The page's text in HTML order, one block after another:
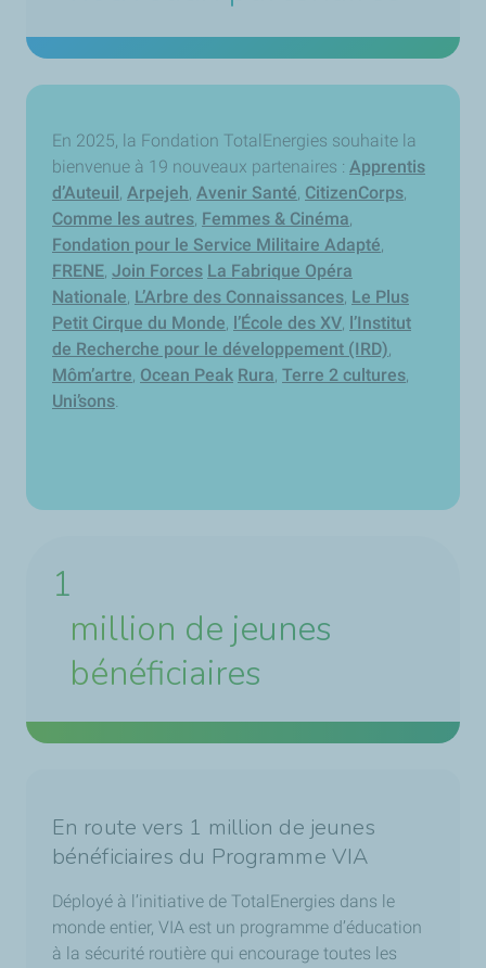
En 2025, la Fondation TotalEnergies souhaite la
bienvenue à 19 nouveaux partenaires : Apprentis
d’Auteuil, Arpejeh, Avenir Santé, CitizenCorps,
Comme les autres, Femmes & Cinéma,
Fondation pour le Service Militaire Adapté,
FRENE, Join Forces La Fabrique Opéra
Nationale, L’Arbre des Connaissances, Le Plus
Petit Cirque du Monde, l’École des XV, l’Institut
de Recherche pour le développement (IRD),
Môm’artre, Ocean Peak Rura, Terre 2 cultures,
Uni’sons.
1
million de jeunes
bénéficiaires
En route vers 1 million de jeunes
bénéficiaires du Programme VIA
Déployé à l’initiative de TotalEnergies dans le
monde entier, VIA est un programme d’éducation
à la sécurité routière qui encourage toutes les